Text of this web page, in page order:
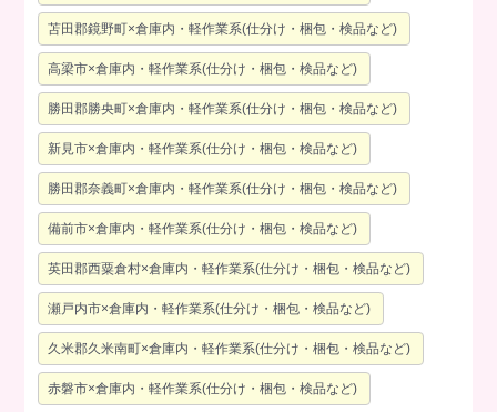
苫田郡鏡野町×倉庫内・軽作業系(仕分け・梱包・検品など)
高梁市×倉庫内・軽作業系(仕分け・梱包・検品など)
勝田郡勝央町×倉庫内・軽作業系(仕分け・梱包・検品など)
新見市×倉庫内・軽作業系(仕分け・梱包・検品など)
勝田郡奈義町×倉庫内・軽作業系(仕分け・梱包・検品など)
備前市×倉庫内・軽作業系(仕分け・梱包・検品など)
英田郡西粟倉村×倉庫内・軽作業系(仕分け・梱包・検品など)
瀬戸内市×倉庫内・軽作業系(仕分け・梱包・検品など)
久米郡久米南町×倉庫内・軽作業系(仕分け・梱包・検品など)
赤磐市×倉庫内・軽作業系(仕分け・梱包・検品など)